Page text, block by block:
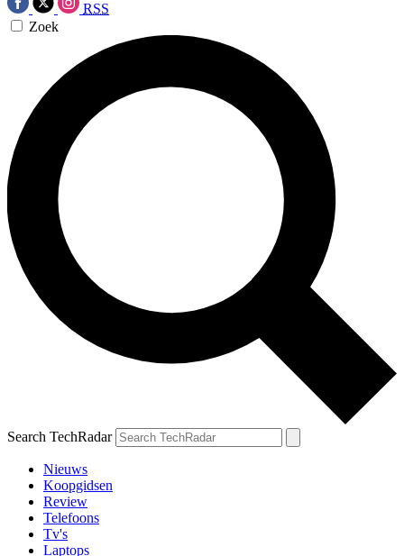
RSS
Zoek
Search TechRadar
Nieuws
Koopgidsen
Review
Telefoons
Tv's
Laptops